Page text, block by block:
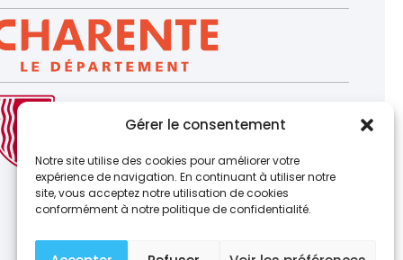
Gérer le consentement
Notre site utilise des cookies pour améliorer votre
expérience de navigation. En continuant à utiliser notre
site, vous acceptez notre utilisation de cookies
conformément à notre politique de confidentialité.